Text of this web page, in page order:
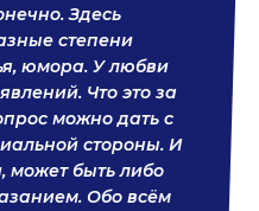
Здесь
степени
юмора. У любви
Что это за
можно дать с
стороны. И
может быть либо
Обо всём